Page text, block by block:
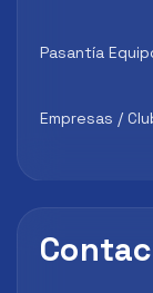
Pasantía
Empresas /